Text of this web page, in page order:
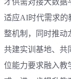
才供需对接大数据
适应AI时代需求的
整机制，同时推动
共建实训基地、共
位能力要求融入教